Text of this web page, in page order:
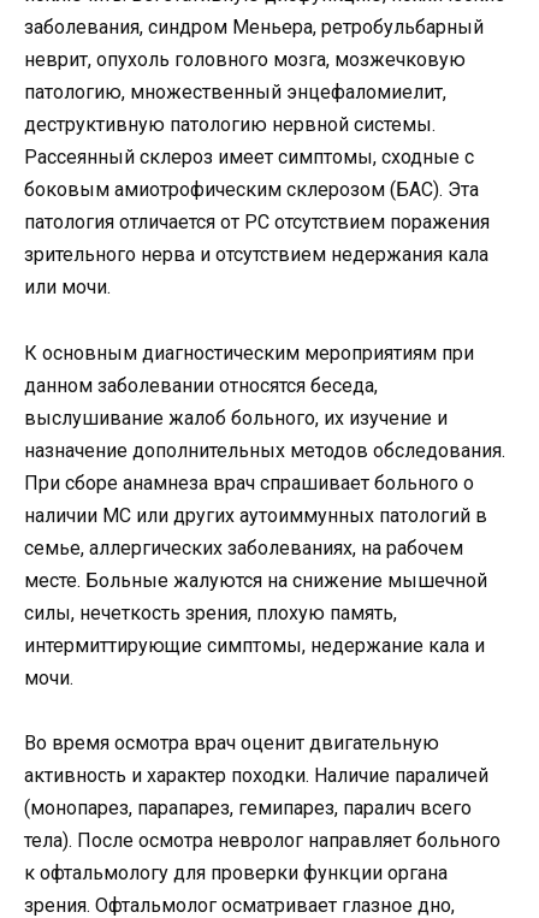
заболевания, синдром Меньера, ретробульбарный
неврит, опухоль головного мозга, мозжечковую
патологию, множественный энцефаломиелит,
деструктивную патологию нервной системы.
Рассеянный склероз имеет симптомы, сходные с
боковым амиотрофическим склерозом (БАС). Эта
патология отличается от РС отсутствием поражения
зрительного нерва и отсутствием недержания кала
или мочи.
К основным диагностическим мероприятиям при
данном заболевании относятся беседа,
выслушивание жалоб больного, их изучение и
назначение дополнительных методов обследования.
При сборе анамнеза врач спрашивает больного о
наличии МС или других аутоиммунных патологий в
семье, аллергических заболеваниях, на рабочем
месте. Больные жалуются на снижение мышечной
силы, нечеткость зрения, плохую память,
интермиттирующие симптомы, недержание кала и
мочи.
Во время осмотра врач оценит двигательную
активность и характер походки. Наличие параличей
(монопарез, парапарез, гемипарез, паралич всего
тела). После осмотра невролог направляет больного
к офтальмологу для проверки функции органа
зрения. Офтальмолог осматривает глазное дно,